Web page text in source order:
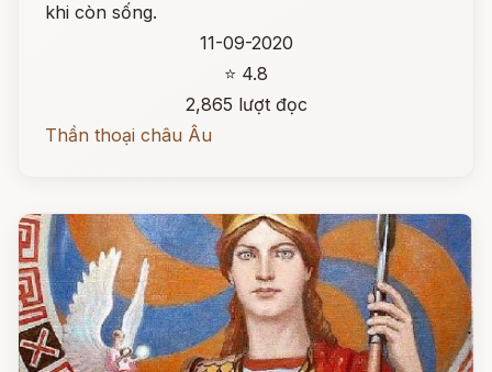
khi còn sống.
11-09-2020
⭐ 4.8
2,865 lượt đọc
Thần thoại châu Âu